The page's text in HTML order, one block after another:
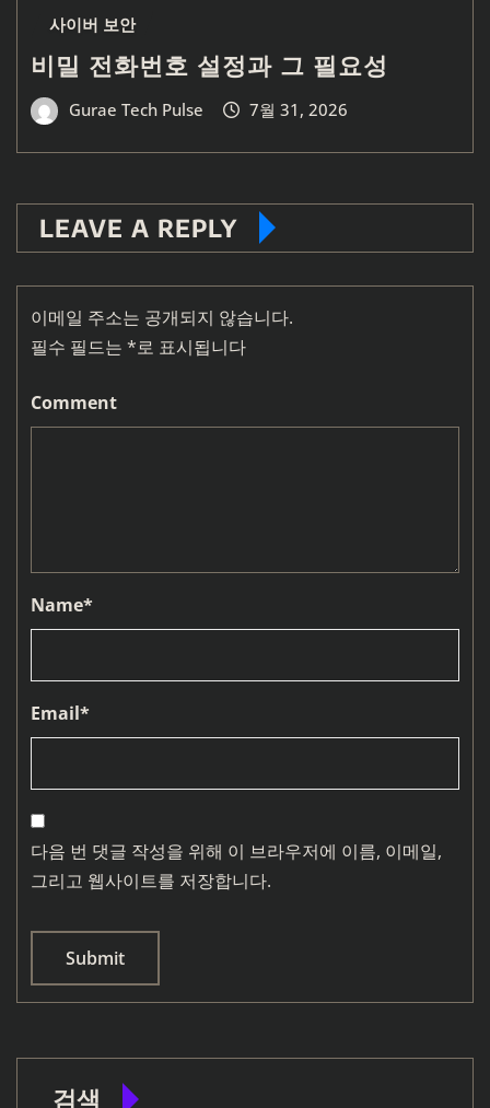
사이버 보안
비밀 전화번호 설정과 그 필요성
Gurae Tech Pulse 7월 31, 2026
LEAVE A REPLY
이메일 주소는 공개되지 않습니다.
필수 필드는 *로 표시됩니다
Comment
Name*
Email*
다음 번 댓글 작성을 위해 이 브라우저에 이름, 이메일,
그리고 웹사이트를 저장합니다.
검색